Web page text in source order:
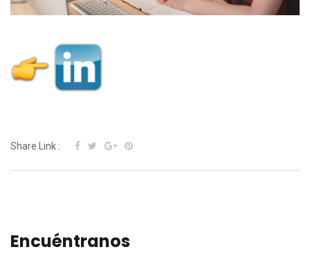
Share Link :
Encuéntranos